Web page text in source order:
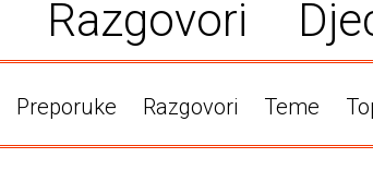
Razgovori
Preporuke Razgovori Teme